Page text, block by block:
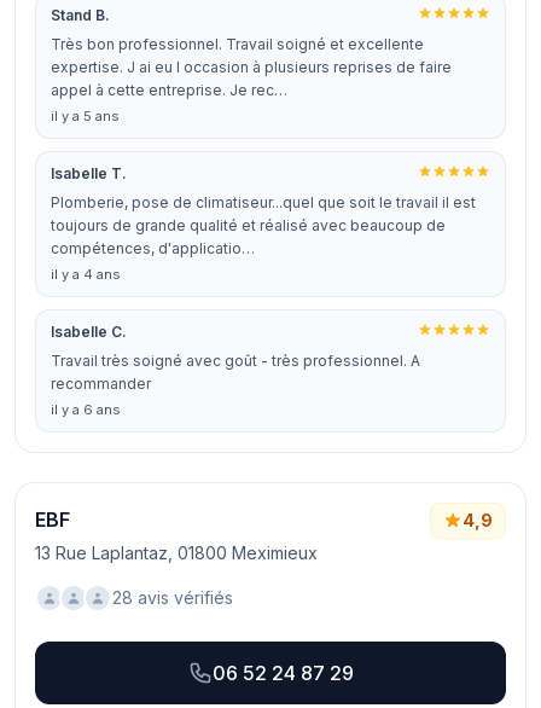
Stand B.
Très bon professionnel. Travail soigné et excellente
expertise. J ai eu l occasion à plusieurs reprises de faire
appel à cette entreprise. Je rec…
il y a 5 ans
Isabelle T.
Plomberie, pose de climatiseur...quel que soit le travail il est
toujours de grande qualité et réalisé avec beaucoup de
compétences, d'applicatio…
il y a 4 ans
Isabelle C.
Travail très soigné avec goût - très professionnel. A
recommander
il y a 6 ans
EBF
13 Rue Laplantaz, 01800 Meximieux
4,9
28 avis vérifiés
06 52 24 87 29